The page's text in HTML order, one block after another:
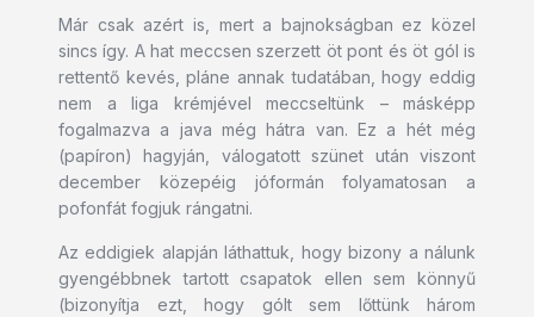
Már csak azért is, mert a bajnokságban ez közel
sincs így. A hat meccsen szerzett öt pont és öt gól is
rettentő kevés, pláne annak tudatában, hogy eddig
nem a liga krémjével meccseltünk – másképp
fogalmazva a java még hátra van. Ez a hét még
(papíron) hagyján, válogatott szünet után viszont
december közepéig jóformán folyamatosan a
pofonfát fogjuk rángatni.
Az eddigiek alapján láthattuk, hogy bizony a nálunk
gyengébbnek tartott csapatok ellen sem könnyű
(bizonyítja ezt, hogy gólt sem lőttünk három